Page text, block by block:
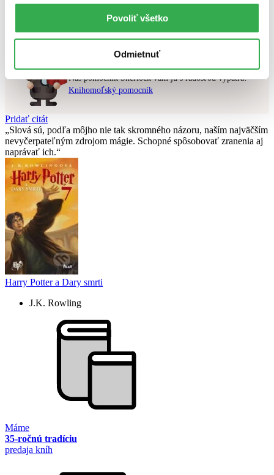
Povoliť všetko
Odmietnuť
vyhovujúci zadaným podmienkam.
Skúste prosím zmeniť vyhľadávaný výraz.
Náš pomocník Sherlock vám ju s radosťou vypátra!
Knihomoľský pomocník
Pridať citát
Slová sú, podľa môjho nie tak skromného názoru, naším najväčším
nevyčerpateľným zdrojom mágie. Schopné spôsobovať zranenia aj
naprávať ich.
Harry Potter a Dary smrti
J.K. Rowling
Máme
35-ročnú tradíciu
predaja kníh